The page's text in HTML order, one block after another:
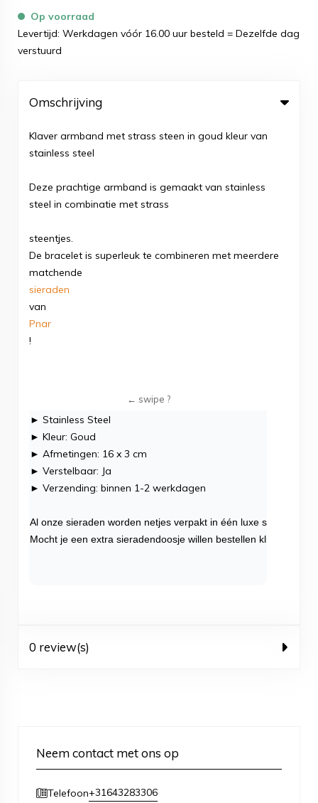
Op voorraad
Levertijd: Werkdagen vóór 16.00 uur besteld = Dezelfde dag
verstuurd
Omschrijving
Klaver armband met strass steen in goud kleur van
stainless steel
Deze prachtige armband is gemaakt van stainless
steel in combinatie met strass
steentjes.
De bracelet is superleuk te combineren met meerdere
matchende
sieraden
van
Pnar
!
► Stainless Steel
► Kleur: Goud
► Afmetingen: 16 x 3 cm
► Verstelbaar: Ja
► Verzending: binnen 1-2 werkdagen
Al onze sieraden worden netjes verpakt in één luxe
Mocht je een extra sieradendoosje willen bestellen klik dan
0 review(s)
Neem contact met ons op
Telefoon+31643283306